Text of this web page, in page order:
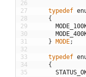
26
27
28
29
30
31
32
33
34
35
typedef
{
} MODE;
typedef
{